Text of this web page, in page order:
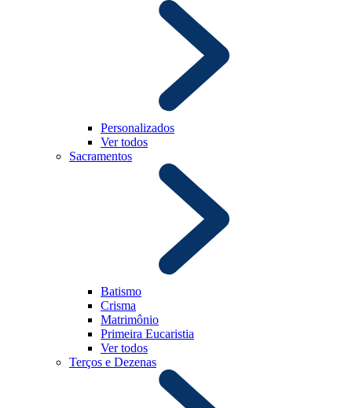
Personalizados
Ver todos
Sacramentos
Batismo
Crisma
Matrimônio
Primeira Eucaristia
Ver todos
Terços e Dezenas